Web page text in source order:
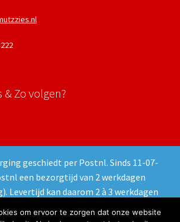
geschiedt per Postnl. Sinds 11-07-
een bezorgtijd van 2 werkdagen
Levertijd kan daarom 2 à 3 werkdagen
Zo volgen?
- Powered and maintained bywinkeltjes.net
om ervoor te zorgen dat onze website